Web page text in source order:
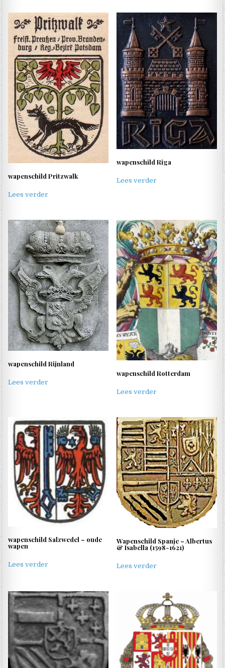
wapenschild Pritzwalk
Lees verder
wapenschild Riga
Lees verder
wapenschild Rijnland
Lees verder
wapenschild Rotterdam
Lees verder
wapenschild Salzwedel – oude
wapen
Lees verder
Wapenschild Spanje – Albertus
& Isabella (1598-1621)
Lees verder